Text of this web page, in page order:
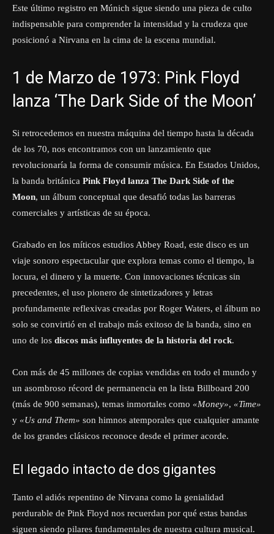
Este último registro en Múnich sigue siendo una pieza de culto
indispensable para comprender la intensidad y la crudeza que
posicionó a Nirvana en la cima de la escena mundial.
1 de Marzo de 1973: Pink Floyd
lanza ‘The Dark Side of the Moon’
Si retrocedemos en nuestra máquina del tiempo hasta la década
de los 70, nos encontramos con un lanzamiento que
revolucionaría la forma de consumir música. En Estados Unidos,
la banda británica Pink Floyd lanza The Dark Side of the
Moon, un álbum conceptual que desafió todas las barreras
comerciales y artísticas de su época.
Grabado en los míticos estudios Abbey Road, este disco es un
viaje sonoro espectacular que explora temas como el tiempo, la
locura, el dinero y la muerte. Con innovaciones técnicas sin
precedentes, el uso pionero de sintetizadores y letras
profundamente reflexivas creadas por Roger Waters, el álbum no
solo se convirtió en el trabajo más exitoso de la banda, sino en
uno de los discos más influyentes de la historia del rock.
Con más de 45 millones de copias vendidas en todo el mundo y
un asombroso récord de permanencia en la lista Billboard 200
(más de 900 semanas), temas inmortales como «Money», «Time»
y «Us and Them» son himnos atemporales que cualquier amante
de los grandes clásicos reconoce desde el primer acorde.
El legado intacto de dos gigantes
Tanto el adiós repentino de Nirvana como la genialidad
perdurable de Pink Floyd nos recuerdan por qué estas bandas
siguen siendo pilares fundamentales de nuestra cultura musical.